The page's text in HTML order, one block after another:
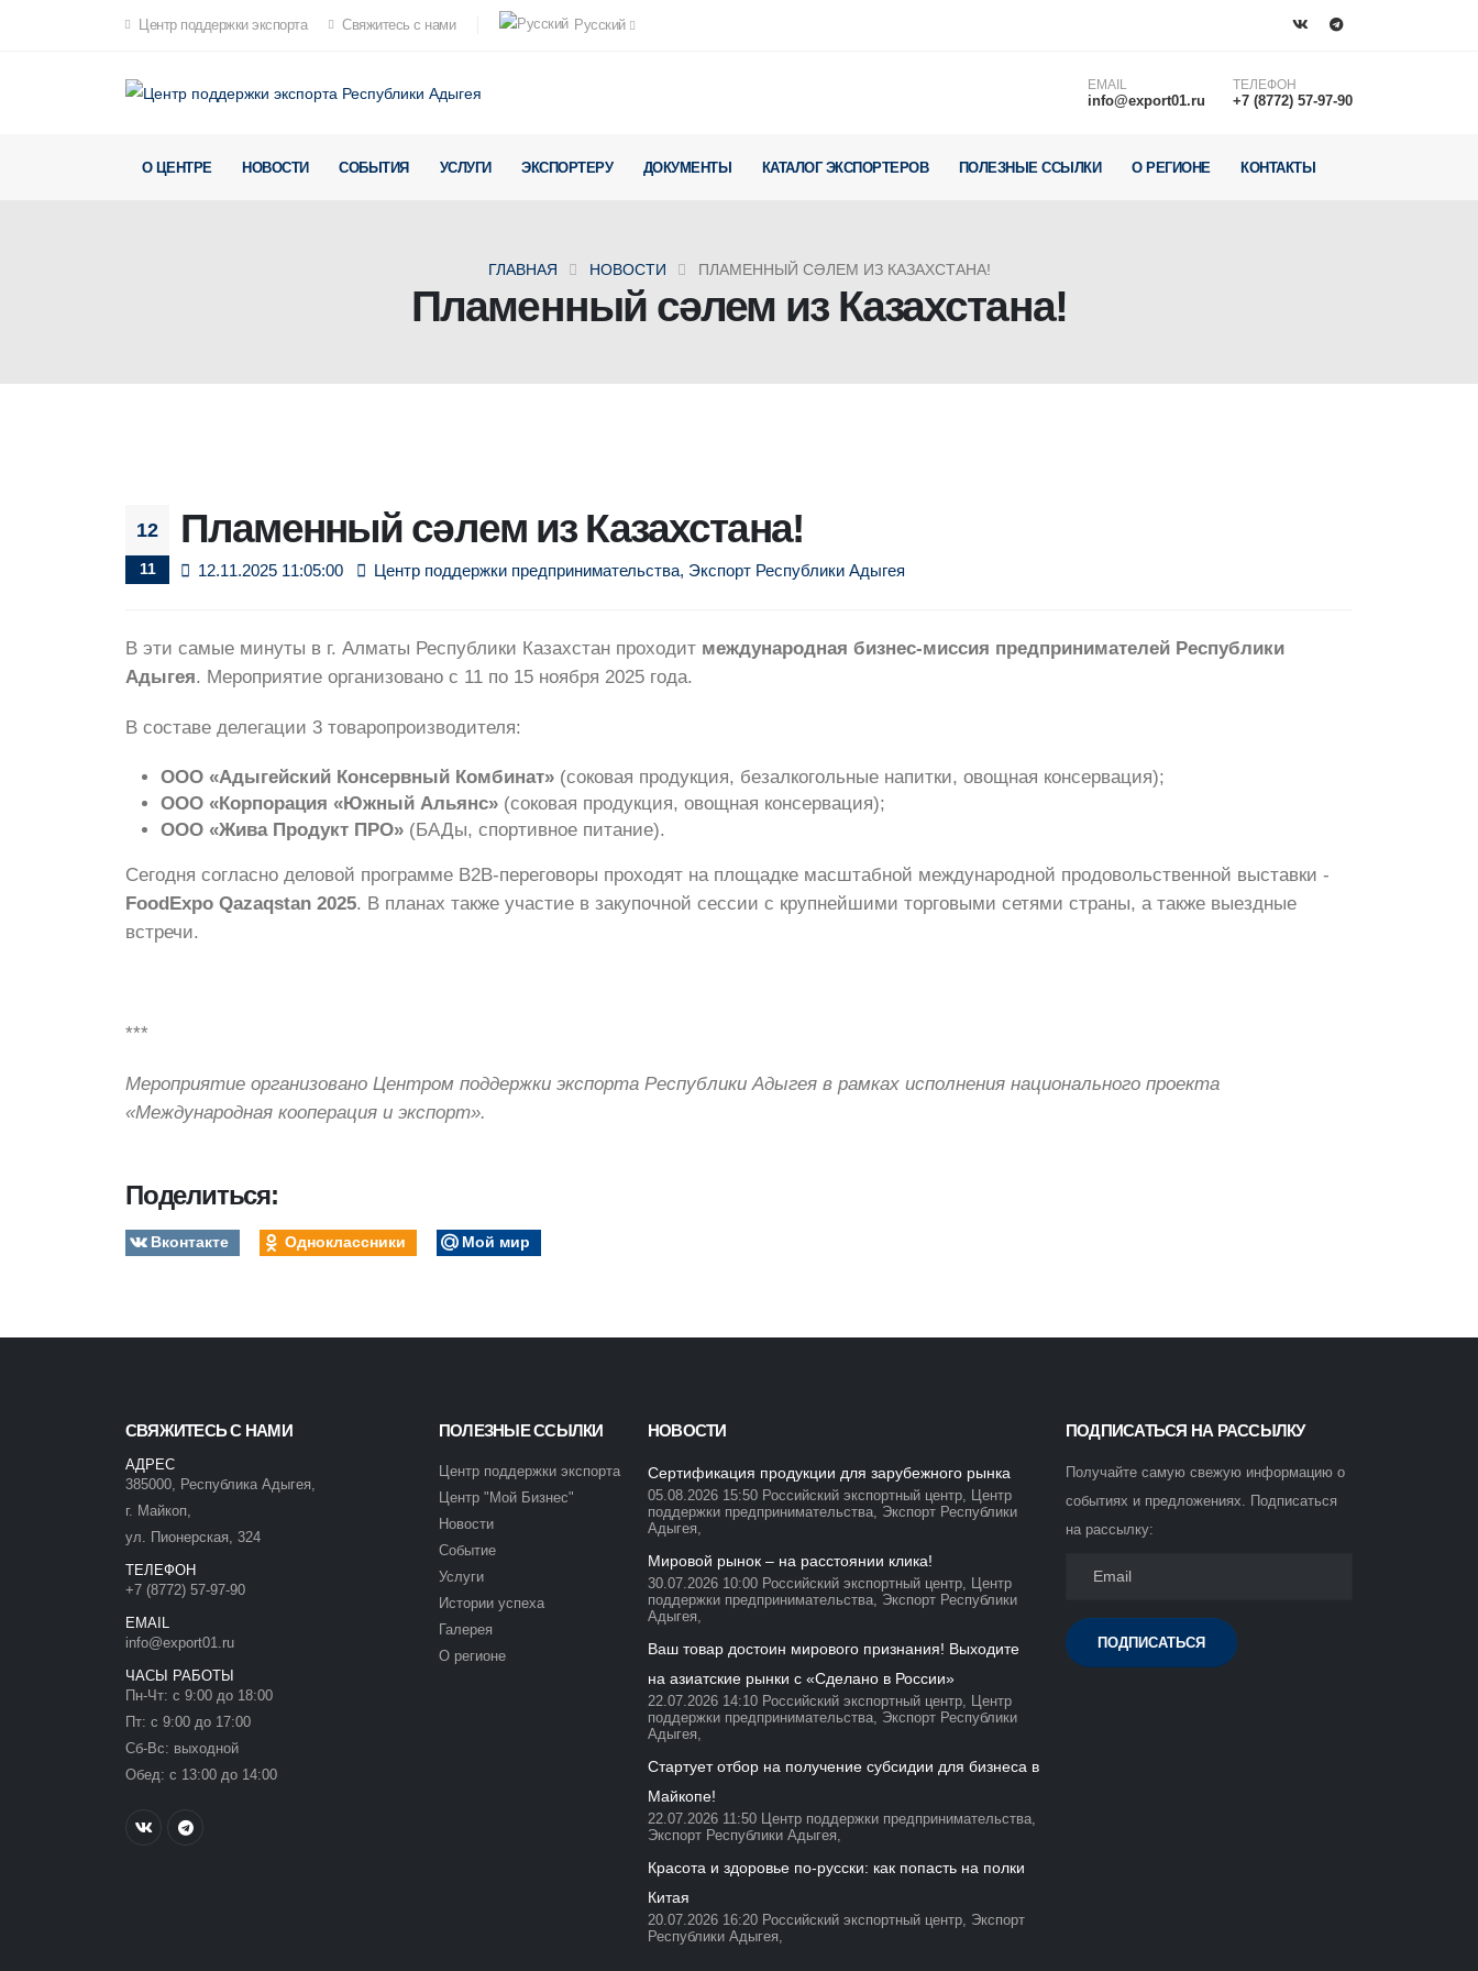
Центр поддержки экспорта Свяжитесь с нами Русский
EMAIL
info@export01.ru
ТЕЛЕФОН
+7 (8772) 57-97-90
О ЦЕНТРЕ НОВОСТИ СОБЫТИЯ УСЛУГИ ЭКСПОРТЕРУ ДОКУМЕНТЫ КАТАЛОГ ЭКСПОРТЕРОВ ПОЛЕЗНЫЕ ССЫЛКИ О РЕГИОНЕ КОНТАКТЫ
Пламенный сәлем из Казахстана!
ГЛАВНАЯ НОВОСТИ ПЛАМЕННЫЙ СӘЛЕМ ИЗ КАЗАХСТАНА!
12
11
Пламенный сәлем из Казахстана!
12.11.2025 11:05:00 Центр поддержки предпринимательства, Экспорт Республики Адыгея
В эти самые минуты в г. Алматы Республики Казахстан проходит международная бизнес-миссия предпринимателей Республики
Адыгея. Мероприятие организовано с 11 по 15 ноября 2025 года.
В составе делегации 3 товаропроизводителя:
ООО «Адыгейский Консервный Комбинат» (соковая продукция, безалкогольные напитки, овощная консервация);
ООО «Корпорация «Южный Альянс» (соковая продукция, овощная консервация);
ООО «Жива Продукт ПРО» (БАДы, спортивное питание).
Сегодня согласно деловой программе В2В-переговоры проходят на площадке масштабной международной продовольственной выставки -
FoodExpo Qazaqstan 2025. В планах также участие в закупочной сессии с крупнейшими торговыми сетями страны, а также выездные
встречи.
***
Мероприятие организовано Центром поддержки экспорта Республики Адыгея в рамках исполнения национального проекта
«Международная кооперация и экспорт».
Поделиться:
Вконтакте Одноклассники Мой мир
СВЯЖИТЕСЬ С НАМИ
АДРЕС
385000, Республика Адыгея,
г. Майкоп,
ул. Пионерская, 324
ТЕЛЕФОН
+7 (8772) 57-97-90
EMAIL
info@export01.ru
ЧАСЫ РАБОТЫ
Пн-Чт: с 9:00 до 18:00
Пт: с 9:00 до 17:00
Сб-Вс: выходной
Обед: с 13:00 до 14:00
ПОЛЕЗНЫЕ ССЫЛКИ
Центр поддержки экспорта
Центр "Мой Бизнес"
Новости
Событие
Услуги
Истории успеха
Галерея
О регионе
НОВОСТИ
Сертификация продукции для зарубежного рынка
05.08.2026 15:50 Российский экспортный центр, Центр
поддержки предпринимательства, Экспорт Республики
Адыгея,
Мировой рынок – на расстоянии клика!
30.07.2026 10:00 Российский экспортный центр, Центр
поддержки предпринимательства, Экспорт Республики
Адыгея,
Ваш товар достоин мирового признания! Выходите
на азиатские рынки с «Сделано в России»
22.07.2026 14:10 Российский экспортный центр, Центр
поддержки предпринимательства, Экспорт Республики
Адыгея,
Стартует отбор на получение субсидии для бизнеса в
Майкопе!
22.07.2026 11:50 Центр поддержки предпринимательства,
Экспорт Республики Адыгея,
Красота и здоровье по-русски: как попасть на полки
Китая
20.07.2026 16:20 Российский экспортный центр, Экспорт
Республики Адыгея,
ПОДПИСАТЬСЯ НА РАССЫЛКУ
Получайте самую свежую информацию о
событиях и предложениях. Подписаться
на рассылку:
ПОДПИСАТЬСЯ